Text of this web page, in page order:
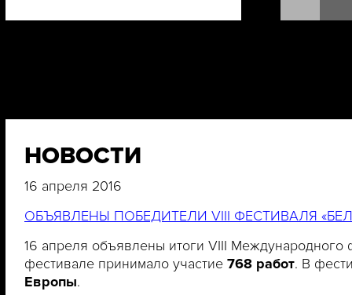
НОВОСТИ
16 апреля 2016
ОБЪЯВЛЕНЫ ПОБЕДИТЕЛИ VIII ФЕСТИВАЛЯ
16 апреля объявлены итоги VIII
фестивале принимало участие 768 работ. В
Европы.